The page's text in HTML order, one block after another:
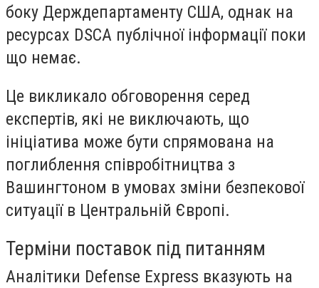
боку Держдепартаменту США, однак на
ресурсах DSCA публічної інформації поки
що немає.
Це викликало обговорення серед
експертів, які не виключають, що
ініціатива може бути спрямована на
поглиблення співробітництва з
Вашингтоном в умовах зміни безпекової
ситуації в Центральній Європі.
Терміни поставок під питанням
Аналітики Defense Express вказують на